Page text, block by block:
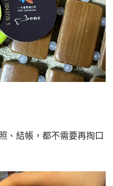
、結帳，都不需要再掏口